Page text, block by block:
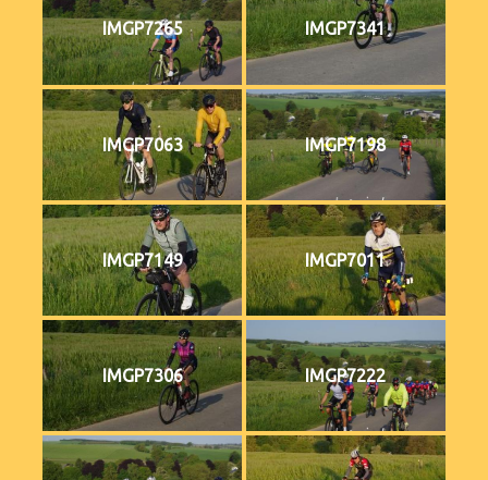
IMGP7265 IMGP7341
IMGP7063 IMGP7198
IMGP7149 IMGP7011
IMGP7306 IMGP7222